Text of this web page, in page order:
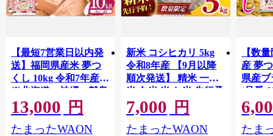
【最短7営業日以内発
送】福岡県産米 夢つ
くし 10kg 令和7年産
※北海道・沖縄・離島
は配送不可 |【精米 単
一米 単一原料米 7年産
国産 お米 ブランド米
13,000 円
たまったWAON
新米 コシヒカリ 5kg
令和8年産 【9月以降
順次発送】 精米 一等
米 白米 米 お米 先行予
約 数量 限定 こしひか
り 5キロ 米5kg ごはん
こめ コメ はくまい お
7,000 円
たまったWAON
【数
産 夢
県産ブ
(品番
たま